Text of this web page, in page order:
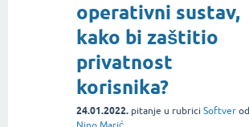
operativni sustav,
kako bi zaštitio
privatnost
korisnika?
24.01.2022. pitanje u rubrici Softver od